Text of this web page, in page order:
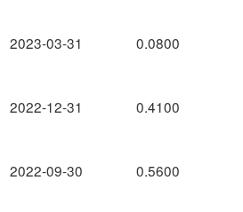
2023-03-31
2022-12-31
2022-09-30
0.0800
0.4100
0.5600